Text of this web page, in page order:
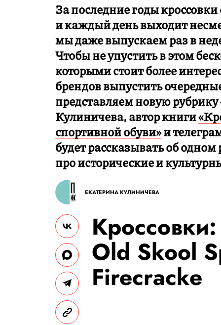
За последние годы
и каждый день выходит
мы даже выпускаем раз в
Чтобы не упустить в этом
которыми стоит более
брендов выпустить
представляем новую
Кулиничева, автор книги
спортивной обуви»и
будет рассказывать об
про исторические и
ЕКАТЕРИНА КУЛИНИЧЕВА
Old Skool
Firecracke